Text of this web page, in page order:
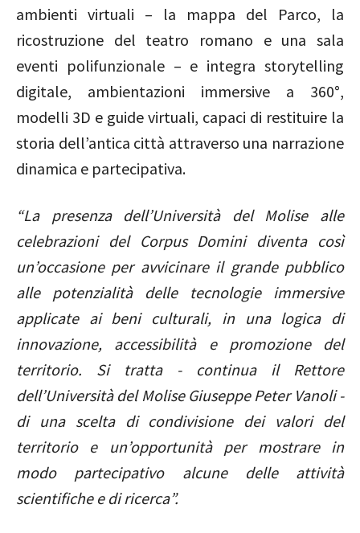
ambienti virtuali – la mappa del Parco, la
ricostruzione del teatro romano e una sala
eventi polifunzionale – e integra storytelling
digitale, ambientazioni immersive a 360°,
modelli 3D e guide virtuali, capaci di restituire la
storia dell’antica città attraverso una narrazione
dinamica e partecipativa.
“La presenza dell’Università del Molise alle
celebrazioni del Corpus Domini diventa così
un’occasione per avvicinare il grande pubblico
alle potenzialità delle tecnologie immersive
applicate ai beni culturali, in una logica di
innovazione, accessibilità e promozione del
territorio. Si tratta - continua il Rettore
dell’Università del Molise Giuseppe Peter Vanoli -
di una scelta di condivisione dei valori del
territorio e un’opportunità per mostrare in
modo partecipativo alcune delle attività
scientifiche e di ricerca”.